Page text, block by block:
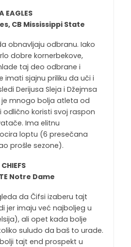
EAGLES
CB Mississippi State
obnavljaju odbranu. Iako
dobre kornerbekove,
taj deo odbrane i
imati sjajnu priliku da uči i
Derijusa Sleja i Džejmsa
je mnogo bolja atleta od
odlično koristi svoj raspon
Ima elitnu
loptu (6 presečana
prošle sezone).
Notre Dame
da Čifsi izaberu tajt
jer imaju već najboljeg u
ali opet kada bolje
suludo da baš to urade.
tajt end prospekt u